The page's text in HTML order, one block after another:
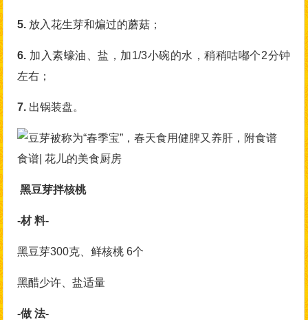
5. 放入花生芽和煸过的蘑菇；
6. 加入素蠔油、盐，加1/3小碗的水，稍稍咕嘟个2分钟
左右；
7. 出锅装盘。
食谱| 花儿的美食厨房
黑豆芽拌核桃
-材 料-
黑豆芽300克、鲜核桃 6个
黑醋少许、盐适量
-做 法-